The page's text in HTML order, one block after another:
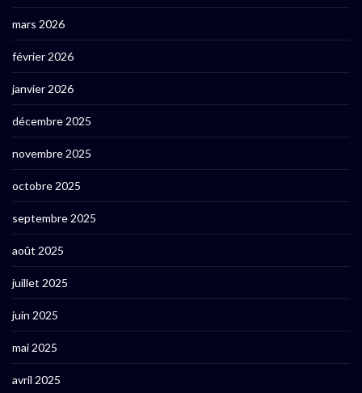
mars 2026
février 2026
janvier 2026
décembre 2025
novembre 2025
octobre 2025
septembre 2025
août 2025
juillet 2025
juin 2025
mai 2025
avril 2025